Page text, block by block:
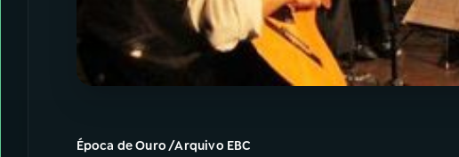
Época de Ouro /Arquivo EBC